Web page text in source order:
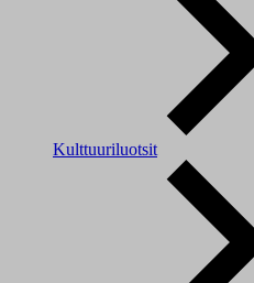
Kulttuuriluotsit